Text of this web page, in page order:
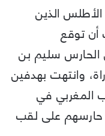
الذين
أن توقع
الحارس سليم بن
وانتهت بهدفين
المغربي في
حارسهم على لقب